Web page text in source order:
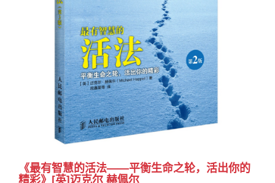
《最有智慧的活法——平衡生命之轮，活出你的
精彩》[英]迈克尔 赫佩尔